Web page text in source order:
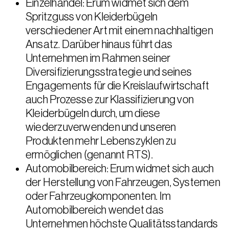
Einzelhandel: Erum widmet sich dem
Spritzguss von Kleiderbügeln
verschiedener Art mit einem nachhaltigen
Ansatz. Darüber hinaus führt das
Unternehmen im Rahmen seiner
Diversifizierungsstrategie und seines
Engagements für die Kreislaufwirtschaft
auch Prozesse zur Klassifizierung von
Kleiderbügeln durch, um diese
wiederzuverwenden und unseren
Produkten mehr Lebenszyklen zu
ermöglichen (genannt RTS).
Automobilbereich: Erum widmet sich auch
der Herstellung von Fahrzeugen, Systemen
oder Fahrzeugkomponenten. Im
Automobilbereich wendet das
Unternehmen höchste Qualitätsstandards